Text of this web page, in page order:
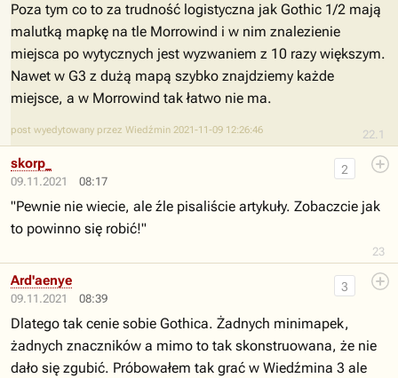
22.1
Poza tym co to za trudność logistyczna jak Gothic 1/2 mają
malutką mapkę na tle Morrowind i w nim znalezienie
miejsca po wytycznych jest wyzwaniem z 10 razy większym.
Nawet w G3 z dużą mapą szybko znajdziemy każde
miejsce, a w Morrowind tak łatwo nie ma.
post wyedytowany przez Wiedźmin 2021-11-09 12:26:46
09.11.2021 08:17
23
2
skorp_
"Pewnie nie wiecie, ale źle pisaliście artykuły. Zobaczcie jak
to powinno się robić!"
09.11.2021 08:39
3
Ard'aenye
Dlatego tak cenie sobie Gothica. Żadnych minimapek,
żadnych znaczników a mimo to tak skonstruowana, że nie
dało się zgubić. Próbowałem tak grać w Wiedźmina 3 ale